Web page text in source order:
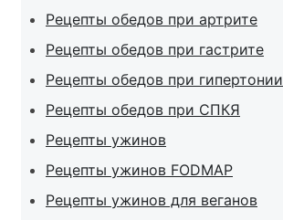
Рецепты обедов при артрите
Рецепты обедов при гастрите
Рецепты обедов при гипертонии
Рецепты обедов при СПКЯ
Рецепты ужинов
Рецепты ужинов FODMAP
Рецепты ужинов для веганов